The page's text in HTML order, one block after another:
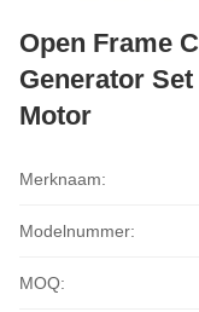
Open Frame
Generator Set
Motor
Merknaam:
Modelnummer:
MOQ: